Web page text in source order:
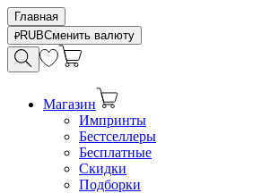
Главная
RUBСменить валюту
Магазин
Импринты
Бестселлеры
Бесплатные
Скидки
Подборки